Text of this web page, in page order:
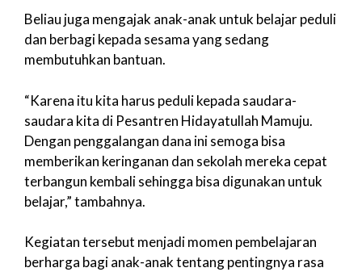
Beliau juga mengajak anak-anak untuk belajar peduli
dan berbagi kepada sesama yang sedang
membutuhkan bantuan.
“Karena itu kita harus peduli kepada saudara-
saudara kita di Pesantren Hidayatullah Mamuju.
Dengan penggalangan dana ini semoga bisa
memberikan keringanan dan sekolah mereka cepat
terbangun kembali sehingga bisa digunakan untuk
belajar,” tambahnya.
Kegiatan tersebut menjadi momen pembelajaran
berharga bagi anak-anak tentang pentingnya rasa